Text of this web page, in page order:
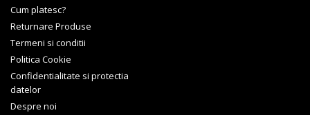
Cum platesc?
Returnare Produse
Termeni si conditii
Politica Cookie
Confidentialitate si protectia
datelor
Despre noi